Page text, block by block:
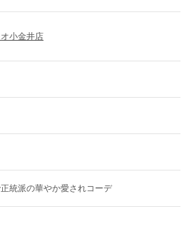
小金井店
統派の華やか愛されコーデ